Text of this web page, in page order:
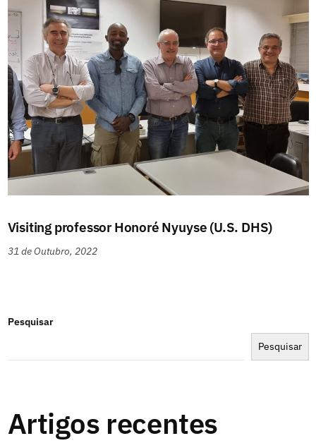
Visiting professor Honoré Nyuyse (U.S. DHS)
31 de Outubro, 2022
Pesquisar
Pesquisar
Artigos recentes